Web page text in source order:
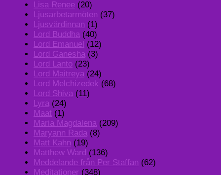
Lisa Renee (20)
Ljusarbetarmöten (37)
Ljusvärdinnan (1)
Lord Buddha (40)
Lord Emanuel (12)
Lord Ganesha (3)
Lord Lanto (23)
Lord Maitreya (24)
Lord Melchizedek (68)
Lord Shiva (11)
Lyra (24)
Maat (1)
Maria Magdalena (209)
Maryann Rada (8)
Matt Kahn (19)
Matthew Ward (136)
Meddelande från Per Staffan (62)
Meditationer (348)